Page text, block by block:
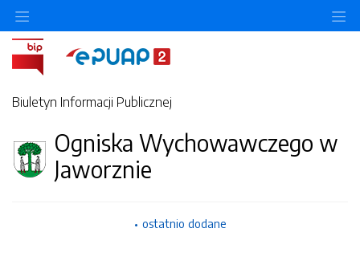
Biuletyn Informacji Publicznej
Ogniska Wychowawczego w
Jaworznie
ostatnio dodane